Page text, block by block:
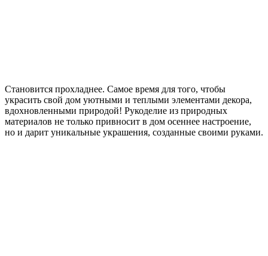
Становится прохладнее. Самое время для того, чтобы
украсить свой дом уютными и теплыми элементами декора,
вдохновленными природой! Рукоделие из природных
материалов не только привносит в дом осеннее настроение,
но и дарит уникальные украшения, созданные своими руками.